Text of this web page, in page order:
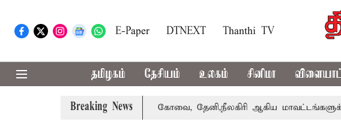
E-Paper DTNEXT Thanthi TV
தமிழகம் தேசியம் உலகம் சினிமா
Breaking News
பெற்றார் சங்கீதா கோவை, தேனி,நீலகிரி ஆகிய மாவட்டங்களுக்கு கன